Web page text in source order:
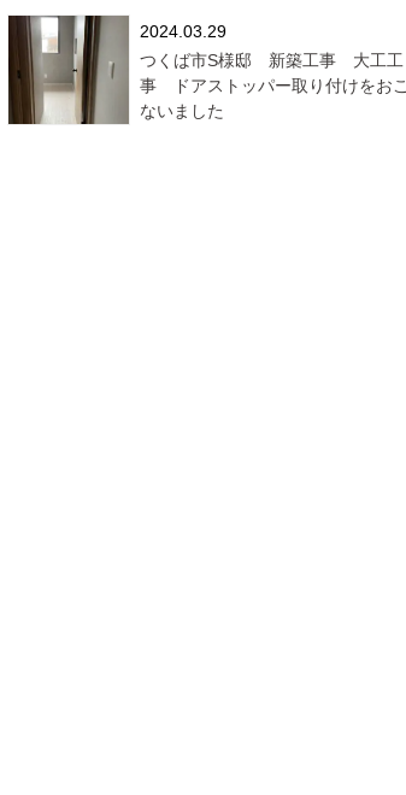
2024.03.29
つくば市S様邸 新築工事 大工工
事 ドアストッパー取り付けをおこ
ないました